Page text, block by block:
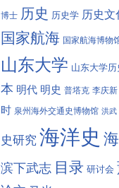
博士 历史 历史学 历史文
国家航海 国家航海博物
山东大学 山东大学
本 明代 明史 普塔克 李庆新
时 泉州海外交通史博物馆 洪武
史研究 海洋史
滨下武志 目录 研讨会